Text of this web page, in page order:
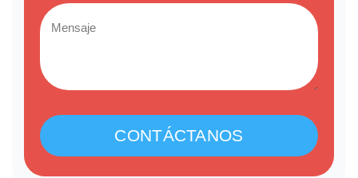
CONTÁCTANOS